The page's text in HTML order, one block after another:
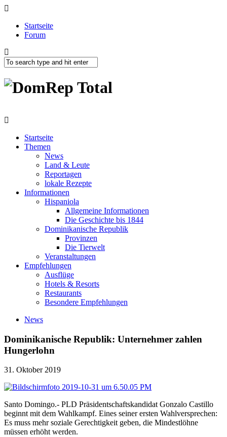
Startseite
Forum
Startseite
Themen
News
Land & Leute
Reportagen
lokale Rezepte
Informationen
Hispaniola
Allgemeine Informationen
Die Geschichte bis 1844
Dominikanische Republik
Provinzen
Die Tierwelt
Veranstaltungen
Empfehlungen
Ausflüge
Hotels & Resorts
Restaurants
Besondere Empfehlungen
News
Dominikanische Republik: Unternehmer zahlen
Hungerlohn
31. Oktober 2019
Santo Domingo.- PLD Präsidentschaftskandidat Gonzalo Castillo
beginnt mit dem Wahlkampf. Eines seiner ersten Wahlversprechen:
Es muss mehr soziale Gerechtigkeit geben, die Mindestlöhne
müssen erhöht werden.